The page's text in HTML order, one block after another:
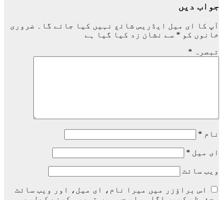
جواب دیں
آپ کا ای میل ایڈریس شائع نہیں کیا جائے گا۔
ضروری
خانوں کو * سے نشان زد کیا گیا ہے
تبصرہ *
نام *
ای میل *
ویب‌ سائٹ
اس براؤزر میں میرا نام، ای میل، اور ویب سائٹ